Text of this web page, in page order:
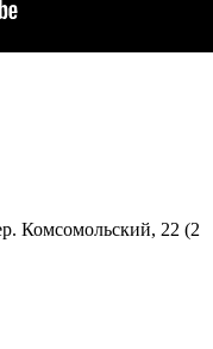
Комсомольский, 22 (2